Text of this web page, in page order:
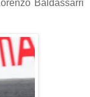
Baldassarri